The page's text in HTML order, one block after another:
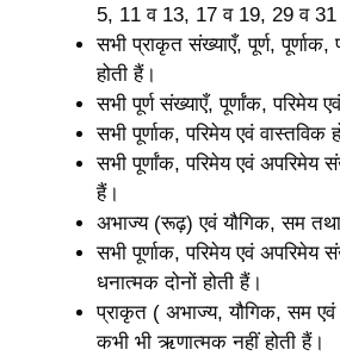
5, 11 व 13, 17 व 19, 29 व
सभी प्राकृत संख्याएँ, पूर्ण, पूर्णाक,
होती हैं।
सभी पूर्ण संख्याएँ, पूर्णांक, परिमेय
सभी पूर्णाक, परिमेय एवं वास्तविक
सभी पूर्णांक, परिमेय एवं अपरिमेय
हैं।
अभाज्य (रूढ़) एवं यौगिक, सम तथा
सभी पूर्णाक, परिमेय एवं अपरिमेय
धनात्मक दोनों होती हैं।
प्राकृत ( अभाज्य, यौगिक, सम एवं
कभी भी ऋणात्मक नहीं होती हैं।